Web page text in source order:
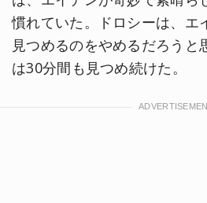
慣れていた。ドロシーは、エ
見つめるのをやめるだろうと
は30分間も見つめ続けた。